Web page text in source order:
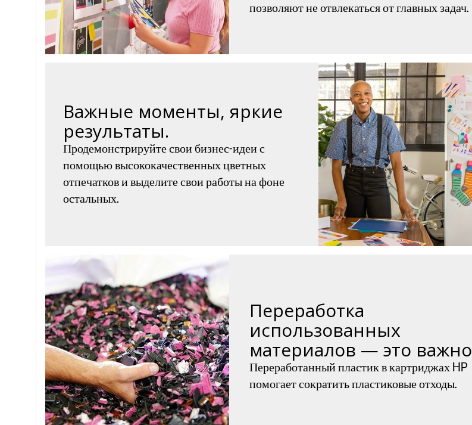
позволяют не отвлекаться от главных задач.
Важные моменты, яркие
результаты.
Продемонстрируйте свои бизнес-идеи с
помощью высококачественных цветных
отпечатков и выделите свои работы на фоне
остальных.
Переработка
использованных
материалов — это важно
Переработанный пластик в картриджах HP
помогает сократить пластиковые отходы.